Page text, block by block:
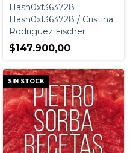
Hash0xf363728
Hash0xf363728 / Cristina
Rodriguez Fischer
$147.900,00
SIN STOCK